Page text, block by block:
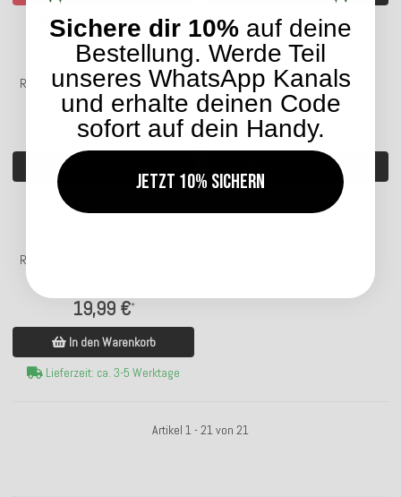
Bald wieder verfügbar
Lieferzeit: ca. 3-5 Werktage
RICE Melamine Cup Tasse Becher
Herbst Print braun Fall Floral
11,90 €*
Lieferzeit: ca. 3-5 Werktage
RICE Melamine Becher medium
Tassen 6er Pack bunt einfarbig
37,90 €
In den Warenkorb
Lieferzeit: ca. 3-5 Werktage
RICE Raffia runder Brotkorb Blume
19,99 €*
In den Warenkorb
Lieferzeit: ca. 3-5 Werktage
Artikel 1 - 21 von 21
Sichere dir 10% auf deine
Bestellung. Werde Teil
unseres WhatsApp Kanals
und erhalte deinen Code
sofort auf dein Handy.
Jetzt 10% sichern